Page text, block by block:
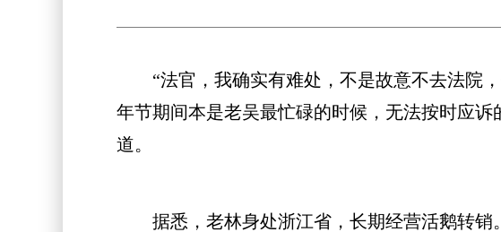
“法官，我确实有难处，不是故意不去法院，
年节期间本是老吴最忙碌的时候，无法按时应
道。
据悉，老林身处浙江省，长期经营活鹅转销